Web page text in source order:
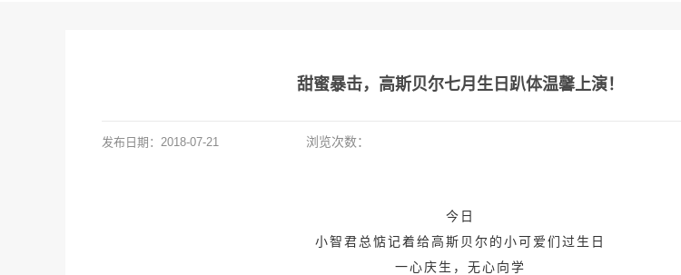
甜蜜暴击，高斯贝尔七月生日趴体温馨上演！
发布日期： 2018-07-21 浏览次数：
今日
小智君总惦记着给高斯贝尔的小可爱们过生日
一心庆生，无心向学